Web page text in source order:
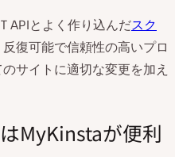
APIとよく作り込んだスク
復可能で信頼性の高いプロ
サイトに適切な変更を加え
MyKinstaが便利